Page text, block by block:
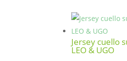
era:
Jersey cuello
LEO & UGO